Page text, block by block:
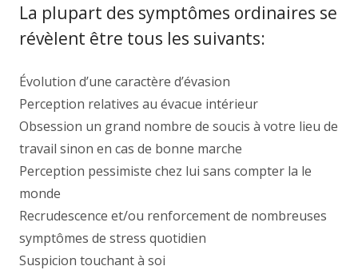
La plupart des symptômes ordinaires se
révèlent être tous les suivants:
Évolution d’une caractère d’évasion
Perception relatives au évacue intérieur
Obsession un grand nombre de soucis à votre lieu de
travail sinon en cas de bonne marche
Perception pessimiste chez lui sans compter la le
monde
Recrudescence et/ou renforcement de nombreuses
symptômes de stress quotidien
Suspicion touchant à soi